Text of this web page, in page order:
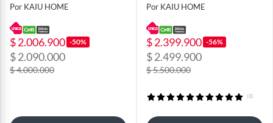
Por KAIU HOME
$ 2.006.900 -50%
$ 2.090.000
$ 4.000.000
Por KAIU HOME
$ 2.399.900 -56%
$ 2.499.900
$ 5.500.000
(8)